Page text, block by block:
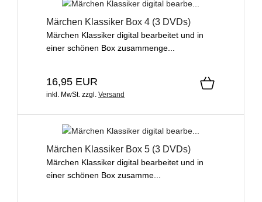
Märchen Klassiker Box 4 (3 DVDs)
Märchen Klassiker digital bearbeitet und in
einer schönen Box zusammenge...
16,95 EUR
inkl. MwSt. zzgl. Versand
Märchen Klassiker Box 5 (3 DVDs)
Märchen Klassiker digital bearbeitet und in
einer schönen Box zusamme...